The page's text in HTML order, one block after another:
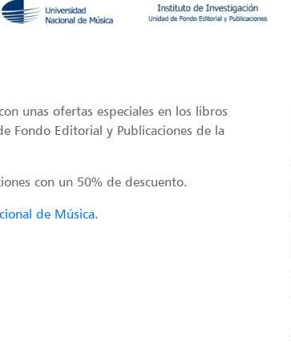
unas ofertas especiales en los libros
Fondo Editorial y Publicaciones de la
con un 50% de descuento.
de Música.